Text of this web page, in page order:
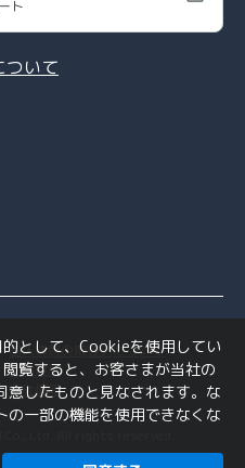
ト
ついて
個人情報の取扱いについて
利用規約
会社情報
Ltd. All rights reserved.
として、Cookieを使用してい
覧すると、お客さまが当社の
意したものと見なされます。な
一部の機能を使用できなくな